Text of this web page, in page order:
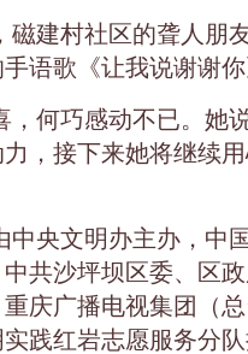
磁建村社区的聋人朋
语歌《让我说谢谢
，何巧感动不已。她
，接下来她将继续
中央文明办主办，中
共沙坪坝区委、区
庆广播电视集团（
践红岩志愿服务分